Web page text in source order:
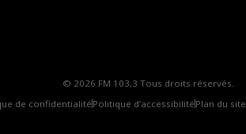
© 2026 FM 103,3 Tous droits réservés.
de confidentialité Politique d’accessibilité Plan du site